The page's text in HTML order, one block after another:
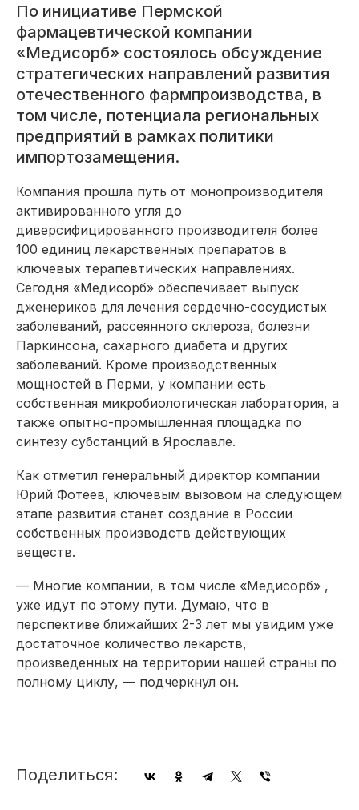
По инициативе Пермской
фармацевтической компании
«Медисорб» состоялось обсуждение
стратегических направлений развития
отечественного фармпроизводства, в
том числе, потенциала региональных
предприятий в рамках политики
импортозамещения.
Компания прошла путь от монопроизводителя
активированного угля до
диверсифицированного производителя более
100 единиц лекарственных препаратов в
ключевых терапевтических направлениях.
Сегодня «Медисорб» обеспечивает выпуск
дженериков для лечения сердечно-сосудистых
заболеваний, рассеянного склероза, болезни
Паркинсона, сахарного диабета и других
заболеваний. Кроме производственных
мощностей в Перми, у компании есть
собственная микробиологическая лаборатория, а
также опытно-промышленная площадка по
синтезу субстанций в Ярославле.
Как отметил генеральный директор компании
Юрий Фотеев, ключевым вызовом на следующем
этапе развития станет создание в России
собственных производств действующих
веществ.
— Многие компании, в том числе «Медисорб» ,
уже идут по этому пути. Думаю, что в
перспективе ближайших 2-3 лет мы увидим уже
достаточное количество лекарств,
произведенных на территории нашей страны по
полному циклу, — подчеркнул он.
Поделиться: